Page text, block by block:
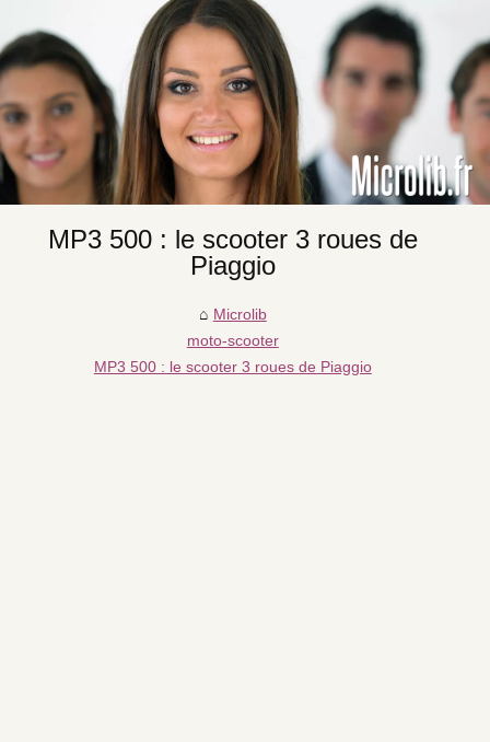
MP3 500 : le scooter 3 roues de
Piaggio
Microlib
moto-scooter
MP3 500 : le scooter 3 roues de Piaggio